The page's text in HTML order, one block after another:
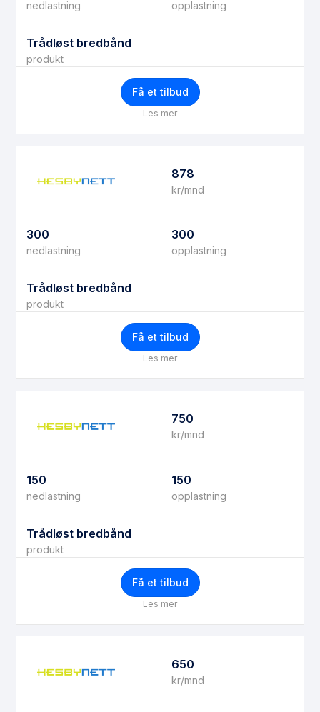
nedlastning opplastning
Trådløst bredbånd
produkt
Få et tilbud
Les mer
878
kr/mnd
300
nedlastning
300
opplastning
Trådløst bredbånd
produkt
Få et tilbud
Les mer
750
kr/mnd
150
nedlastning
150
opplastning
Trådløst bredbånd
produkt
Få et tilbud
Les mer
650
kr/mnd